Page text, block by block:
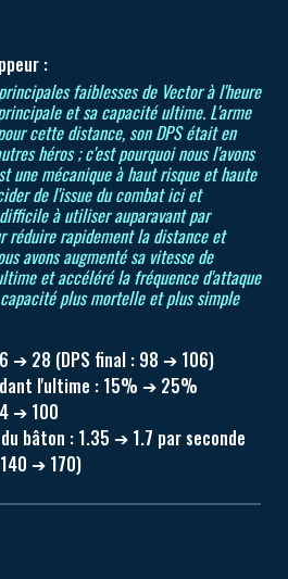
:
faiblesses de Vector à l'heure
et sa capacité ultime. L'arme
cette distance, son DPS était en
héros ; c'est pourquoi nous l'avons
une mécanique à haut risque et haute
de l'issue du combat ici et
à utiliser auparavant par
réduire rapidement la distance et
avons augmenté sa vitesse de
et accéléré la fréquence d'attaque
plus mortelle et plus simple
➔ 28 (DPS final : 98 ➔ 106)
l'ultime : 15% ➔ 25%
➔ 100
bâton : 1.35 ➔ 1.7 par seconde
➔ 170)